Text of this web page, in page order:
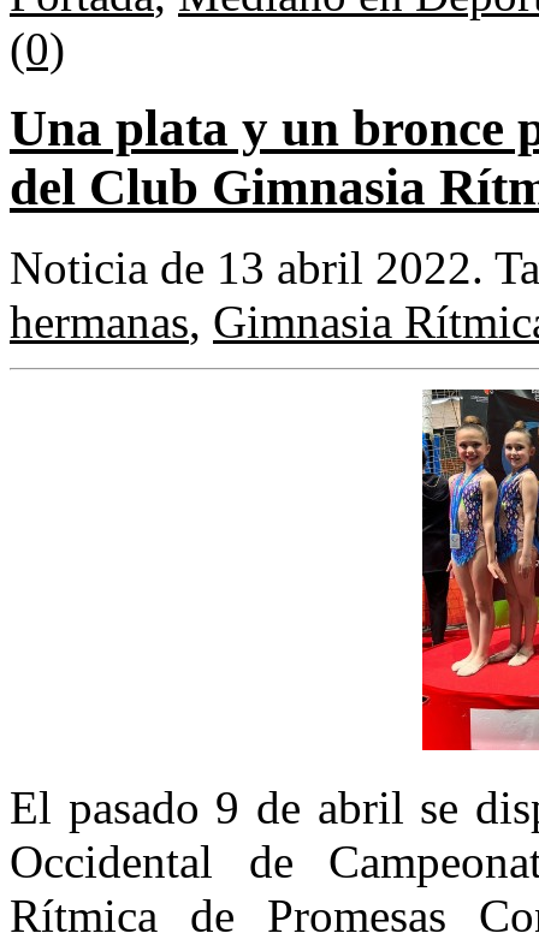
(0)
Una plata y un bronce
del Club Gimnasia
Noticia de 13 abril 2022.
hermanas, Gimnasia
El pasado 9 de abril se
Occidental de
Rítmica de Promesas